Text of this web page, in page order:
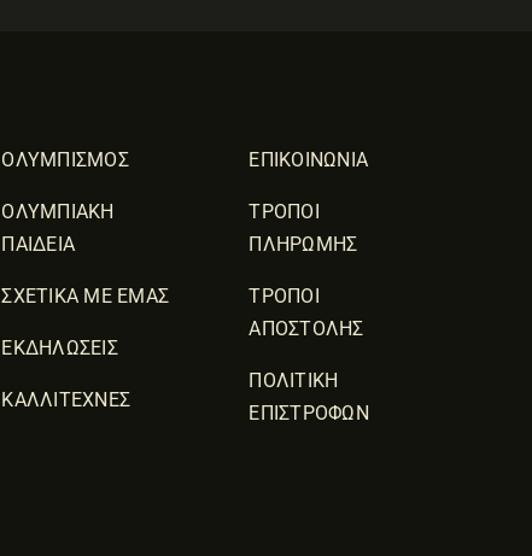
ΟΛΥΜΠΙΣΜΟΣ
ΟΛΥΜΠΙΑΚΗ
ΠΑΙΔΕΙΑ
ΣΧΕΤΙΚΑ ΜΕ ΕΜΑΣ
ΕΚΔΗΛΩΣΕΙΣ
ΚΑΛΛΙΤΕΧΝΕΣ
ΕΠΙΚΟΙΝΩΝΙΑ
ΤΡΟΠΟΙ
ΠΛΗΡΩΜΗΣ
ΤΡΟΠΟΙ
ΑΠΟΣΤΟΛΗΣ
ΠΟΛΙΤΙΚΗ
ΕΠΙΣΤΡΟΦΩΝ